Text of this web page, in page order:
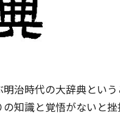
治時代の大辞典とい
知識と覚悟がないと